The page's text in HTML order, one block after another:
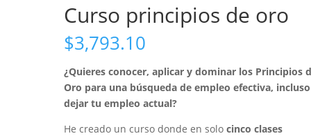
Curso principios de oro
$3,793.10
¿Quieres conocer, aplicar y dominar los Principios
Oro para una búsqueda de empleo efectiva,
dejar tu empleo actual?
He creado un curso donde en solo cinco clases